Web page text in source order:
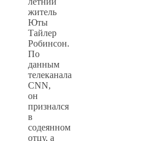
житель
Юты
Тайлер
Робинсон.
По
данным
телеканала
CNN,
он
признался
в
содеянном
отцу, а